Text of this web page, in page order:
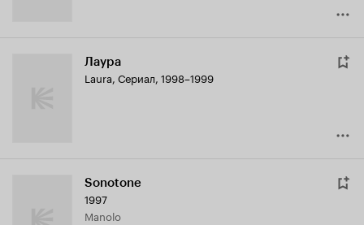
Лаура
Laura, Сериал, 1998–1999
Sonotone
1997
Manolo